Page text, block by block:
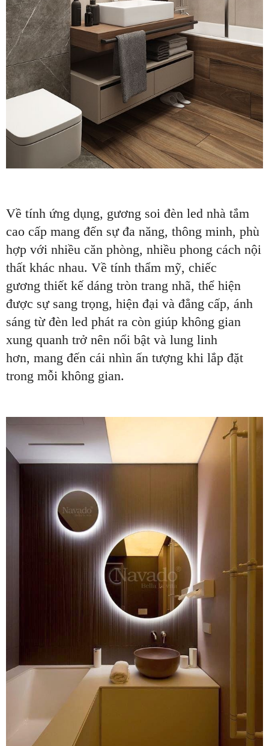
Về tính ứng dụng, gương soi đèn led nhà tắm
cao cấp mang đến sự đa năng, thông minh, phù
hợp với nhiều căn phòng, nhiều phong cách nội
thất khác nhau. Về tính thẩm mỹ, chiếc
gương thiết kế dáng tròn trang nhã, thể hiện
được sự sang trọng, hiện đại và đẳng cấp, ánh
sáng từ đèn led phát ra còn giúp không gian
xung quanh trở nên nổi bật và lung linh
hơn, mang đến cái nhìn ấn tượng khi lắp đặt
trong mỗi không gian.